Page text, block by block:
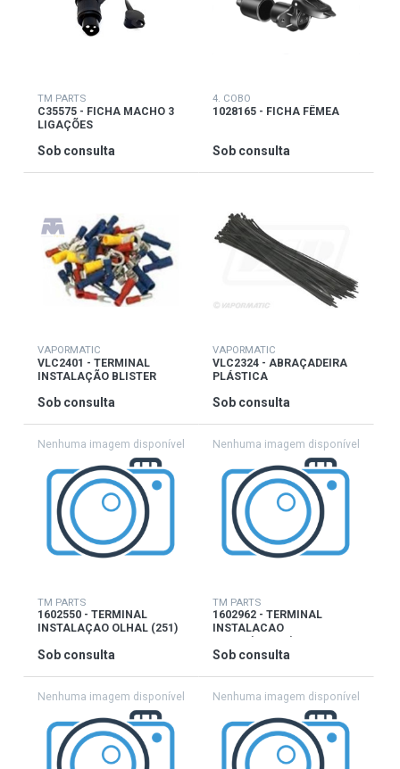
TM PARTS
C35575 - FICHA MACHO 3
LIGAÇÕES
Sob consulta
4. COBO
1028165 - FICHA FÊMEA
Sob consulta
VAPORMATIC
VLC2401 - TERMINAL
INSTALAÇÃO BLISTER
Sob consulta
VAPORMATIC
VLC2324 - ABRAÇADEIRA
PLÁSTICA
Sob consulta
TM PARTS
1602550 - TERMINAL
INSTALAÇAO OLHAL (251)
Sob consulta
TM PARTS
1602962 - TERMINAL
INSTALACAO
Sob consulta